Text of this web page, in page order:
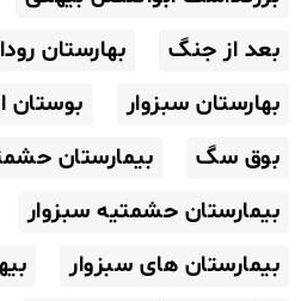
بعد از جنگ
بهارستان
بهارستان سبزوار
بوستان
بوق سگ
بیمارستان
بیمارستان حشمتیه سبزوار
بیمارستان های سبزوار